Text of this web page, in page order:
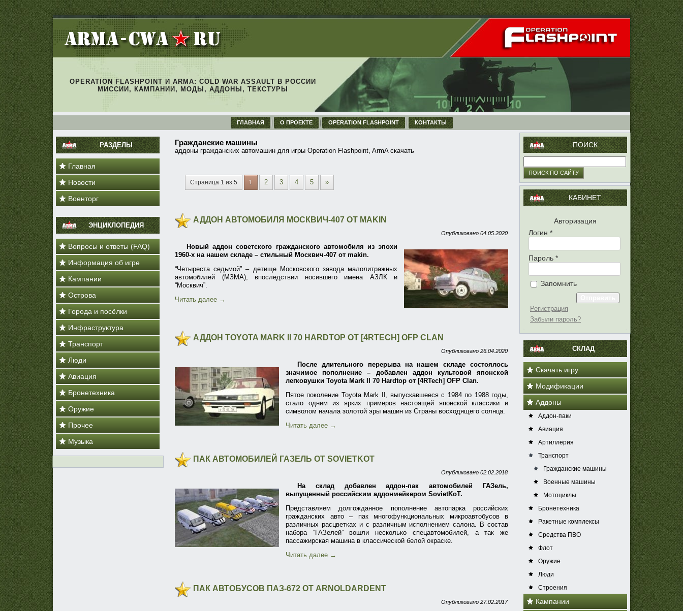
OPERATION FLASHPOINT И ARMA: COLD WAR ASSAULT В РОССИИ
МИССИИ, КАМПАНИИ, МОДЫ, АДДОНЫ, ТЕКСТУРЫ
ГЛАВНАЯ О ПРОЕКТЕ OPERATION FLASHPOINT КОНТАКТЫ
РАЗДЕЛЫ
Главная
Новости
Военторг
ЭНЦИКЛОПЕДИЯ
Вопросы и ответы (FAQ)
Информация об игре
Кампании
Острова
Города и посёлки
Инфраструктура
Транспорт
Люди
Авиация
Бронетехника
Оружие
Прочее
Музыка
Гражданские машины
аддоны гражданских автомашин для игры Operation Flashpoint, ArmA скачать
Страница 1 из 5 1 2 3 4 5 »
АДДОН АВТОМОБИЛЯ МОСКВИЧ-407 ОТ MAKIN
Опубликовано 04.05.2020
Новый аддон советского гражданского автомобиля из эпохи
1960-х на нашем складе – стильный Москвич-407 от makin.
“Четыреста седьмой” – детище Московского завода малолитражных
автомобилей (МЗМА), впоследствии носившего имена АЗЛК и
“Москвич”.
Читать далее →
АДДОН TOYOTA MARK II 70 HARDTOP ОТ [4RTECH] OFP CLAN
Опубликовано 26.04.2020
После длительного перерыва на нашем складе состоялось
значимое пополнение – добавлен аддон культовой японской
легковушки Toyota Mark II 70 Hardtop от [4RTech] OFP Clan.
Пятое поколение Toyota Mark II, выпускавшееся с 1984 по 1988 годы,
стало одним из ярких примеров настоящей японской классики и
символом начала золотой эры машин из Страны восходящего солнца.
Читать далее →
ПАК АВТОМОБИЛЕЙ ГАЗЕЛЬ ОТ SOVIETKOT
Опубликовано 02.02.2018
На склад добавлен аддон-пак автомобилей ГАЗель,
выпущенный российским аддонмейкером SovietKoT.
Представляем долгожданное пополнение автопарка российских
гражданских авто – пак многофункциональных микроавтобусов в
различных расцветках и с различным исполнением салона. В состав
набора “ГАЗелей” вошли несколько спецавтомобилей, а так же
пассажирская машина в классической белой окраске.
Читать далее →
ПАК АВТОБУСОВ ПАЗ-672 ОТ ARNOLDARDENT
Опубликовано 27.02.2017
ПОИСК
КАБИНЕТ
Авторизация
Логин *
Пароль *
Запомнить
Регистрация
Забыли пароль?
СКЛАД
Скачать игру
Модификации
Аддоны
Аддон-паки
Авиация
Артиллерия
Транспорт
Гражданские машины
Военные машины
Мотоциклы
Бронетехника
Ракетные комплексы
Средства ПВО
Флот
Оружие
Люди
Строения
Кампании